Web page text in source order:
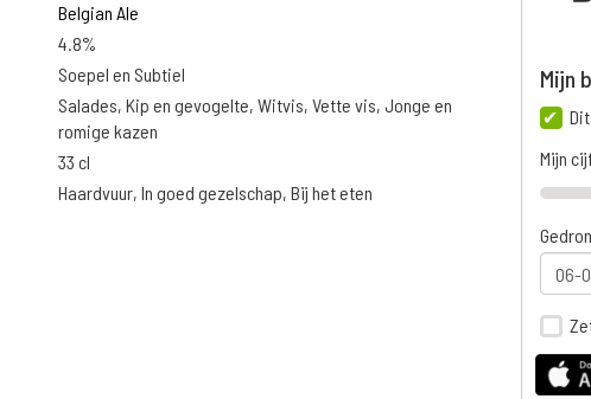
Belgian Ale
4.8%
Soepel en Subtiel
Salades, Kip en gevogelte, Witvis, Vette vis, Jonge en
romige kazen
33 cl
Haardvuur, In goed gezelschap, Bij het eten
Mijn
Mijn